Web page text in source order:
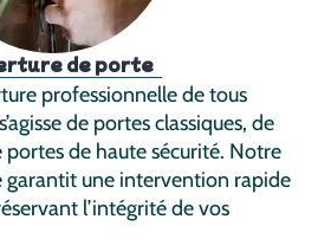
de porte
professionnelle de tous
de portes classiques, de
de haute sécurité. Notre
une intervention rapide
l’intégrité de vos